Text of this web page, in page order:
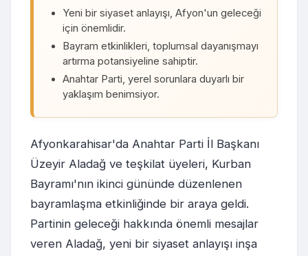
Yeni bir siyaset anlayışı, Afyon'un geleceği
için önemlidir.
Bayram etkinlikleri, toplumsal dayanışmayı
artırma potansiyeline sahiptir.
Anahtar Parti, yerel sorunlara duyarlı bir
yaklaşım benimsiyor.
Afyonkarahisar'da Anahtar Parti İl Başkanı
Üzeyir Aladağ ve teşkilat üyeleri, Kurban
Bayramı'nın ikinci gününde düzenlenen
bayramlaşma etkinliğinde bir araya geldi.
Partinin geleceği hakkında önemli mesajlar
veren Aladağ, yeni bir siyaset anlayışı inşa